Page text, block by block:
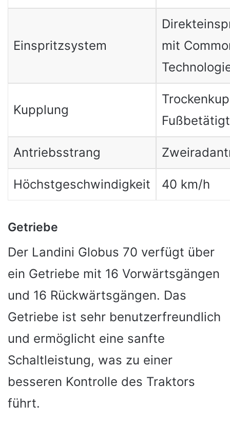
Einspritzsystem
mit
Kupplung
Fußbetätigt
Antriebsstrang
Höchstgeschwindigkeit 40 km/h
Getriebe
Der Landini Globus 70 verfügt über
ein Getriebe mit 16 Vorwärtsgängen
und 16 Rückwärtsgängen. Das
Getriebe ist sehr benutzerfreundlich
und ermöglicht eine sanfte
Schaltleistung, was zu einer
besseren Kontrolle des Traktors
führt.